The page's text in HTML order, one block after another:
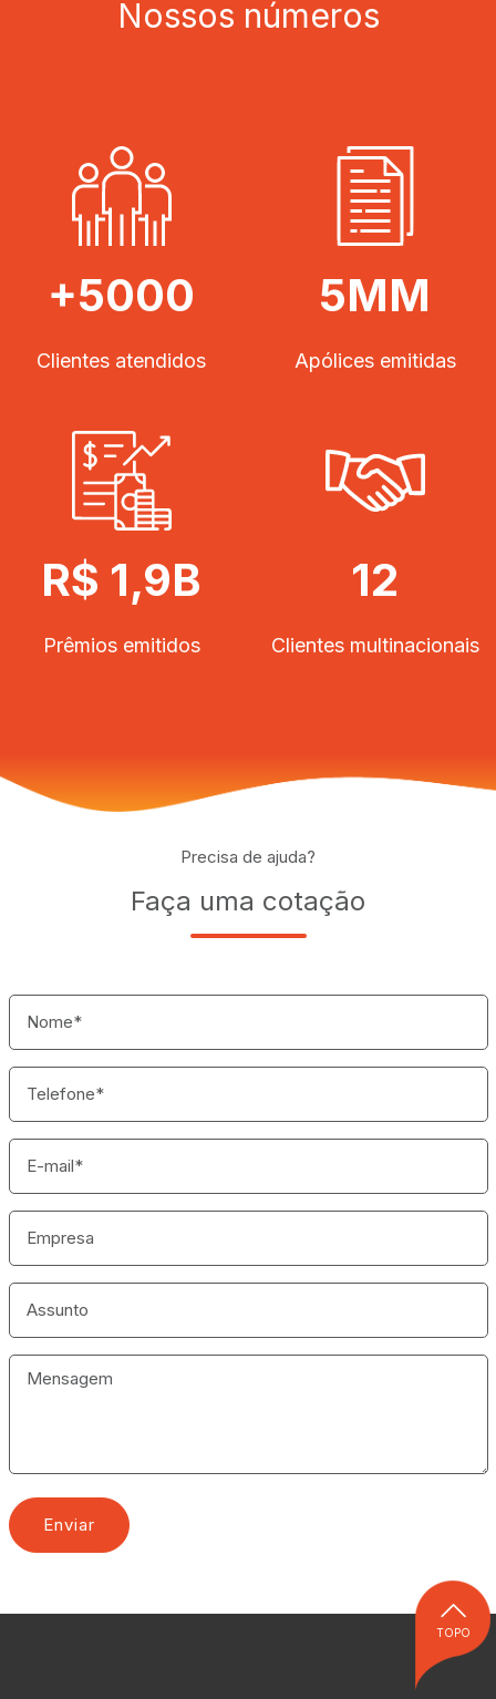
Nossos números
+5000
Clientes atendidos
5MM
Apólices emitidas
R$ 1,9B
Prêmios emitidos
12
Clientes multinacionais
Precisa de ajuda?
Faça uma cotação
TOPO